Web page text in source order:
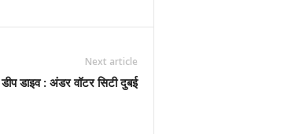
Next article
डीप डाइव : अंडर वॉटर सिटी दुबई